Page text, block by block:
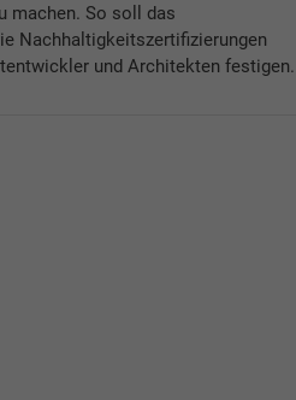
machen. So soll das
Nachhaltigkeitszertifizierungen
und Architekten festigen.